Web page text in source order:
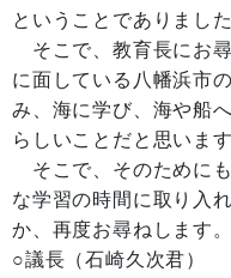
ということでありました
そこで、教育長にお
に面している八幡浜市
み、海に学び、海や船
らしいことだと思います
そこで、そのために
な学習の時間に取り入
か、再度お尋ねします。
○議長（石崎久次君）